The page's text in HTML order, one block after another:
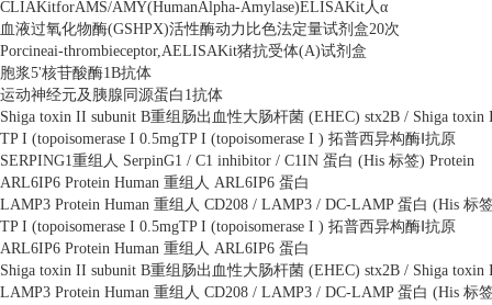
CLIAKitforAMS/AMY(HumanAlpha-Amylase)ELISAKit人α
血液过氧化物酶(GSHPX)活性酶动力比色法定量试剂盒20次
Porcineai-thrombieceptor,AELISAKit猪抗受体(A)试剂盒
胞浆5'核苷酸酶1B抗体
运动神经元及胰腺同源蛋白 1抗体
Shiga toxin II subunit B重组肠出血性大肠杆菌 (EHEC) stx2B / Shiga
TP I (topoisomerase I 0.5mgTP I (topoisomerase I ) 拓普西异构酶Ⅰ抗原
SERPING1重组人 SerpinG1 / C1 inhibitor / C1IN 蛋白 (His 标签) Protein
ARL6IP6 Protein Human 重组人 ARL6IP6 蛋白
LAMP3 Protein Human 重组人 CD208 / LAMP3 / DC-LAMP 蛋白 (His 标
TP I (topoisomerase I 0.5mgTP I (topoisomerase I ) 拓普西异构酶Ⅰ抗原
ARL6IP6 Protein Human 重组人 ARL6IP6 蛋白
Shiga toxin II subunit B重组肠出血性大肠杆菌 (EHEC) stx2B / Shiga
LAMP3 Protein Human 重组人 CD208 / LAMP3 / DC-LAMP 蛋白 (His 标